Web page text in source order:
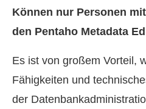
Können nur Personen
den Pentaho Metadata
Es ist von großem Vorteil,
Fähigkeiten und
der